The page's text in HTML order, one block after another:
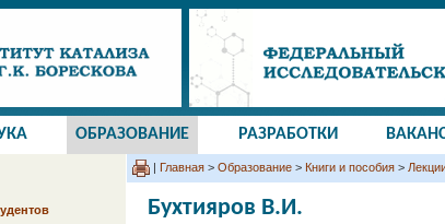
ОБРАЗОВАНИЕ РАЗРАБОТКИ
| Главная > Образование > Книги и пособия >
Бухтияров В.И.